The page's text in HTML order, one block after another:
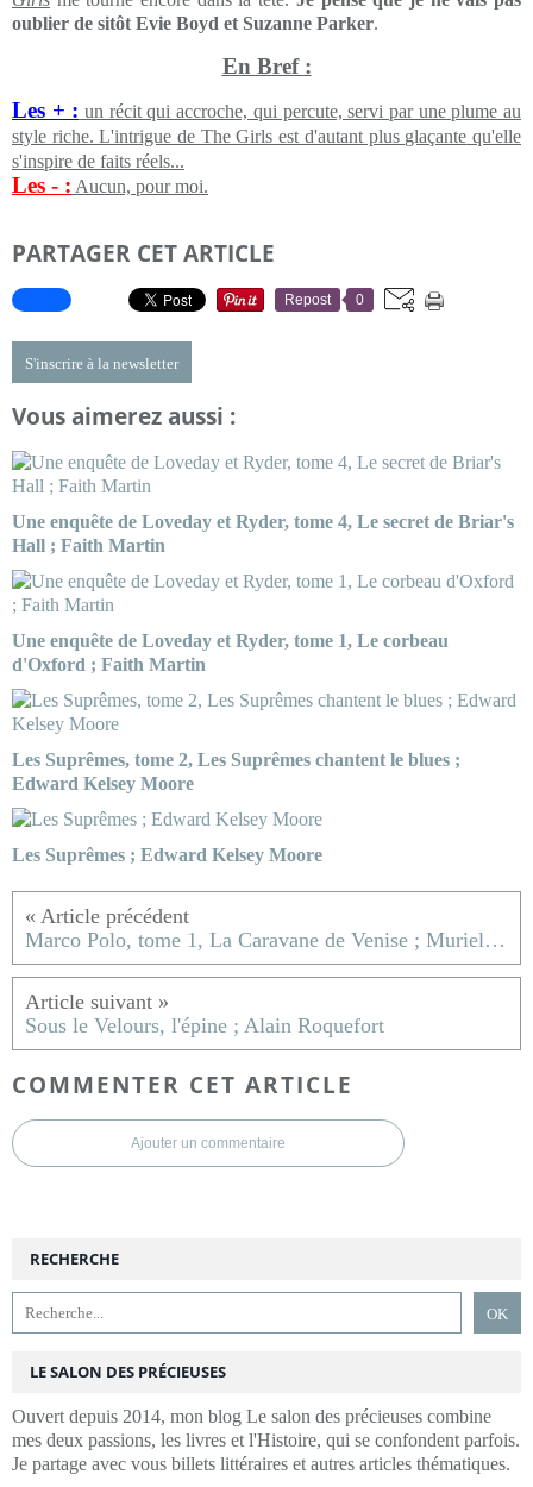
oublier de sitôt Evie Boyd et Suzanne Parker.
En Bref :
Les + : un récit qui accroche, qui percute, servi par une plume au
style riche. L'intrigue de The Girls est d'autant plus glaçante qu'elle
s'inspire de faits réels...
Les - : Aucun, pour moi.
PARTAGER CET ARTICLE
Repost 0
S'inscrire à la newsletter
Vous aimerez aussi :
Une enquête de Loveday et Ryder, tome 4, Le secret de Briar's
Hall ; Faith Martin
Une enquête de Loveday et Ryder, tome 1, Le corbeau
d'Oxford ; Faith Martin
Les Suprêmes, tome 2, Les Suprêmes chantent le blues ;
Edward Kelsey Moore
Les Suprêmes ; Edward Kelsey Moore
Marco Polo, tome 1, La Caravane de Venise ; Muriel Romana
Sous le Velours, l'épine ; Alain Roquefort
COMMENTER CET ARTICLE
Ajouter un commentaire
RECHERCHE
LE SALON DES PRÉCIEUSES
Ouvert depuis 2014, mon blog Le salon des précieuses combine
mes deux passions, les livres et l'Histoire, qui se confondent parfois.
Je partage avec vous billets littéraires et autres articles thématiques.